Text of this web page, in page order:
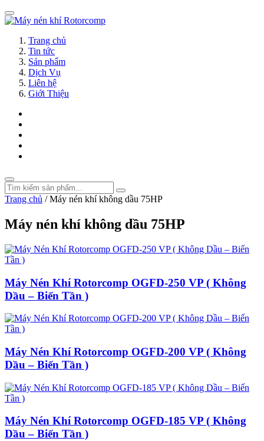
Trang chủ
Tin tức
Sản phẩm
Dịch Vụ
Liên hệ
Giới Thiệu
Trang chủ /Máy nén khí không dầu 75HP
Máy nén khí không dầu 75HP
Máy Nén Khí Rotorcomp OGFD-250 VP ( Không
Dầu – Biến Tần )
Máy Nén Khí Rotorcomp OGFD-200 VP ( Không
Dầu – Biến Tần )
Máy Nén Khí Rotorcomp OGFD-185 VP ( Không
Dầu – Biến Tần )